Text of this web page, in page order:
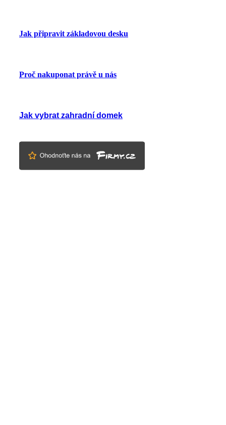
Jak připravit základovou desku
Proč nakuponat právě u nás
Jak vybrat zahradní domek